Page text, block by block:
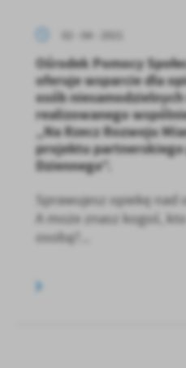
02 - 04 - 2021
Ośrodek Pomocy
oferuje wsparcie dla
osób
realizowanego
„Na Rzecz Rozwoju
projektu partnerskiego
Dziennego”.
Sprawujesz opiekę nad
A może znasz kogoś,
osobą?...